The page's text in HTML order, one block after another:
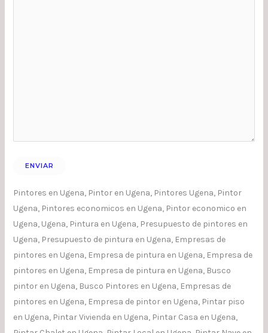
Pintores en Ugena, Pintor en Ugena, Pintores Ugena, Pintor
Ugena, Pintores economicos en Ugena, Pintor economico en
Ugena, Ugena, Pintura en Ugena, Presupuesto de pintores en
Ugena, Presupuesto de pintura en Ugena, Empresas de
pintores en Ugena, Empresa de pintura en Ugena, Empresa de
pintores en Ugena, Empresa de pintura en Ugena, Busco
pintor en Ugena, Busco Pintores en Ugena, Empresas de
pintores en Ugena, Empresa de pintor en Ugena, Pintar piso
en Ugena, Pintar Vivienda en Ugena, Pintar Casa en Ugena,